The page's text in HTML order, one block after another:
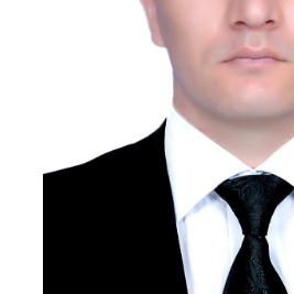
6. Онлайн-заявки (15)
✉️ Написать администратору